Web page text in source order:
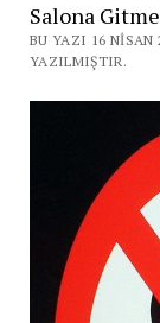
Salona
BU YAZI 16 NISAN
YAZILMIŞTIR.